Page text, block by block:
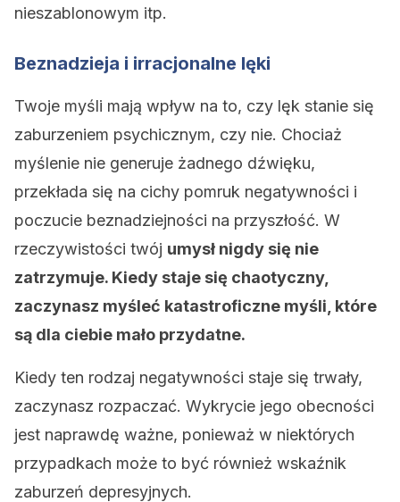
nieszablonowym itp.
Beznadzieja i irracjonalne lęki
Twoje myśli mają wpływ na to, czy lęk stanie się
zaburzeniem psychicznym, czy nie. Chociaż
myślenie nie generuje żadnego dźwięku,
przekłada się na cichy pomruk negatywności i
poczucie beznadziejności na przyszłość. W
rzeczywistości twój umysł nigdy się nie
zatrzymuje. Kiedy staje się chaotyczny,
zaczynasz myśleć katastroficzne myśli, które
są dla ciebie mało przydatne.
Kiedy ten rodzaj negatywności staje się trwały,
zaczynasz rozpaczać. Wykrycie jego obecności
jest naprawdę ważne, ponieważ w niektórych
przypadkach może to być również wskaźnik
zaburzeń depresyjnych.